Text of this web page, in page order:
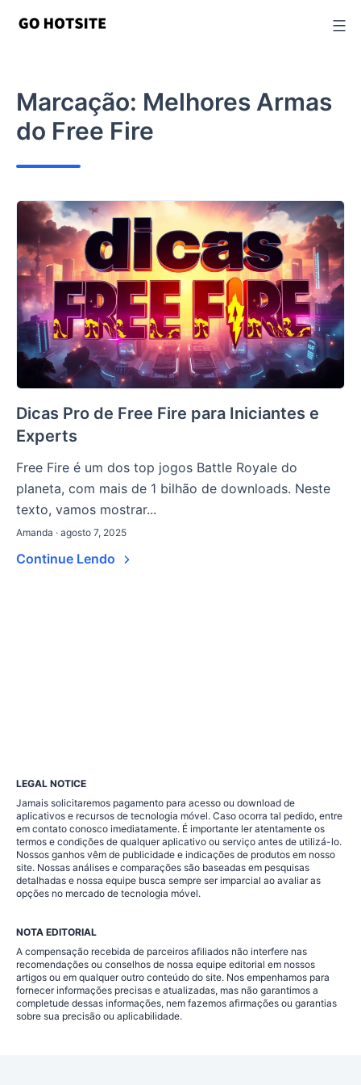
Marcação: Melhores Armas
do Free Fire
Dicas Pro de Free Fire para Iniciantes e
Experts
Free Fire é um dos top jogos Battle Royale do
planeta, com mais de 1 bilhão de downloads. Neste
texto, vamos mostrar...
Amanda · agosto 7, 2025
Continue Lendo
LEGAL NOTICE
Jamais solicitaremos pagamento para acesso ou download de
aplicativos e recursos de tecnologia móvel. Caso ocorra tal pedido, entre
em contato conosco imediatamente. É importante ler atentamente os
termos e condições de qualquer aplicativo ou serviço antes de utilizá-lo.
Nossos ganhos vêm de publicidade e indicações de produtos em nosso
site. Nossas análises e comparações são baseadas em pesquisas
detalhadas e nossa equipe busca sempre ser imparcial ao avaliar as
opções no mercado de tecnologia móvel.
NOTA EDITORIAL
A compensação recebida de parceiros afiliados não interfere nas
recomendações ou conselhos de nossa equipe editorial em nossos
artigos ou em qualquer outro conteúdo do site. Nos empenhamos para
fornecer informações precisas e atualizadas, mas não garantimos a
completude dessas informações, nem fazemos afirmações ou garantias
sobre sua precisão ou aplicabilidade.